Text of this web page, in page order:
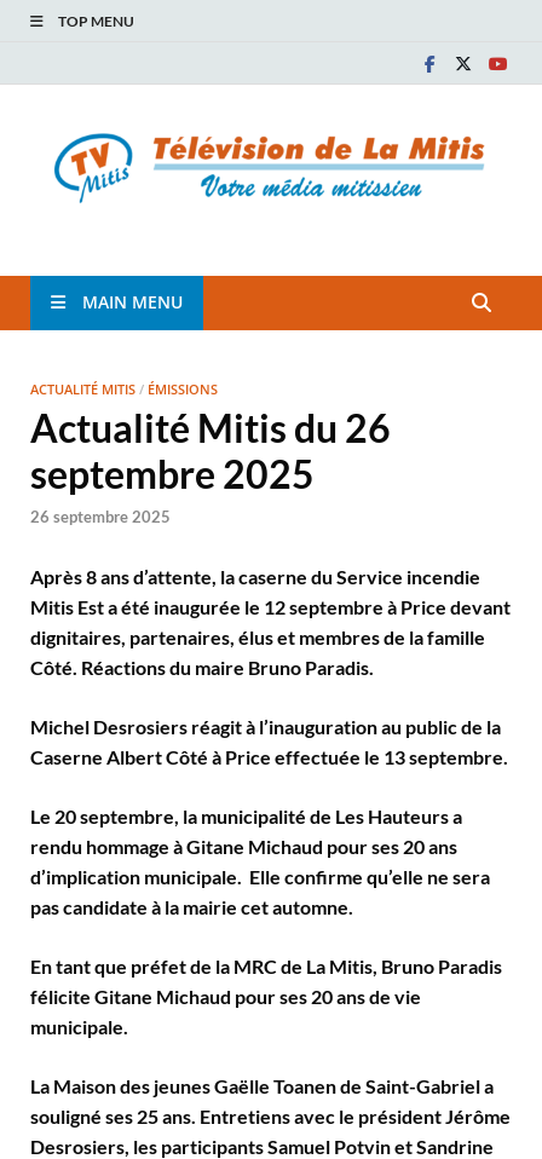
TOP MENU
TVM
MAIN MENU
ACTUALITÉ MITIS / ÉMISSIONS
Actualité Mitis du 26
septembre 2025
26 septembre 2025
Après 8 ans d’attente, la caserne du Service incendie
Mitis Est a été inaugurée le 12 septembre à Price devant
dignitaires, partenaires, élus et membres de la famille
Côté. Réactions du maire Bruno Paradis.
Michel Desrosiers réagit à l’inauguration au public de la
Caserne Albert Côté à Price effectuée le 13 septembre.
Le 20 septembre, la municipalité de Les Hauteurs a
rendu hommage à Gitane Michaud pour ses 20 ans
d’implication municipale. Elle confirme qu’elle ne sera
pas candidate à la mairie cet automne.
En tant que préfet de la MRC de La Mitis, Bruno Paradis
félicite Gitane Michaud pour ses 20 ans de vie
municipale.
La Maison des jeunes Gaëlle Toanen de Saint-Gabriel a
souligné ses 25 ans. Entretiens avec le président Jérôme
Desrosiers, les participants Samuel Potvin et Sandrine